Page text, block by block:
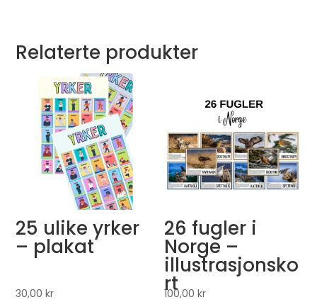
Relaterte produkter
25 ulike yrker
– plakat
30,00kr
26 fugler i
Norge –
illustrasjonsko
rt
100,00kr